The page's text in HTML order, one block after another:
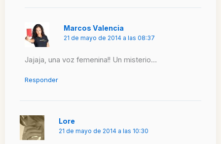
Marcos Valencia
21 de mayo de 2014 a las 08:37
Jajaja, una voz femenina!! Un misterio…
Responder
Lore
21 de mayo de 2014 a las 10:30